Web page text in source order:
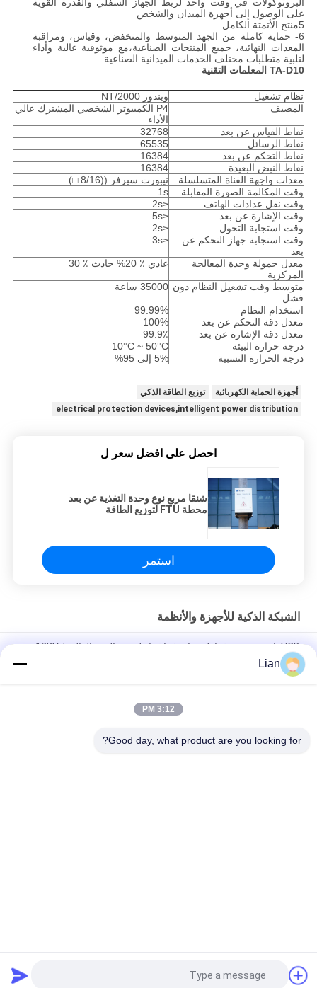
البروتوكولات في وقت واحد لربط الجهاز السفلي والقدرة القوية
على الوصول إلى أجهزة الميدان والشخص
5منتج الأتمتة الكامل
6- حماية كاملة من الجهد المتوسط والمنخفض، وقياس، ومراقبة
المعدات النهائية، جميع المنتجات الصناعية،مع موثوقية عالية وأداء
لتلبية متطلبات مختلف الخدمات الميدانية الصناعية
TA-D10 المعلمات التقنية
نظام تشغيل
ويندوز NT/2000
المضيف
P4 الكمبيوتر الشخصي المشترك عالي
الأداء
نقاط القياس عن بعد
32768
نقاط الرسائل
65535
نقاط التحكم عن بعد
16384
نقاط النبض البعيدة
16384
معدات واجهة القناة المتسلسلة
نيبورت سيرفر ((8/16 □)
وقت المكالمة الصورة المقابلة
1s
وقت نقل عدادات الهاتف
≤2s
وقت الإشارة عن بعد
≤5s
وقت استجابة التحول
≤2s
وقت استجابة جهاز التحكم عن
بعد
≤3s
معدل حمولة وحدة المعالجة
المركزية
عادي ٪ 20% حادث ٪ 30
متوسط وقت تشغيل النظام دون
فشل
35000 ساعة
استخدام النظام
99.99%
معدل دقة التحكم عن بعد
100%
معدل دقة الإشارة عن بعد
99.9٪
درجة حرارة البيئة
10°C ~ 50°C
درجة الحرارة النسبية
5% إلى 95%
أجهزة الحماية الكهربائية
توزيع الطاقة الذكي
electrical protection devices,intelligent power distribution
احصل على افضل سعر ل
شنقا مربع نوع وحدة التغذية عن بعد
محطة FTU لتوزيع الطاقة
استمر
الشبكة الذكية للأجهزة والأنظمة
VCB ثابت من نوع قواطع دوائر فراغ داخلي مع الجهد العالي 12KV /
40.5KV
أتمتة التوزيع RMU جهاز الشبكة الذكية وأنظمة توزيع الوحدة الطرفية
Lian
3:12 PM
Good day, what product are you looking for?